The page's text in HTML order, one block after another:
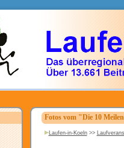
Fotos vom "Die 10
Laufen-in-Koeln>>